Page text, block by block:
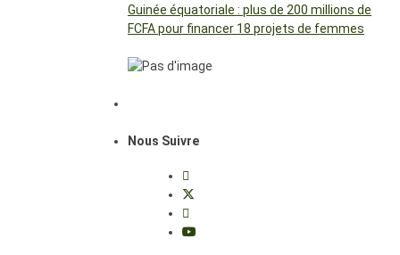
Guinée équatoriale : plus de 200 millions de
FCFA pour financer 18 projets de femmes
Nous Suivre